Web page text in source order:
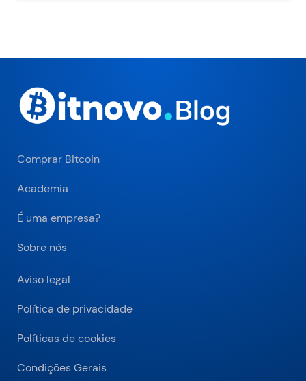
Comprar Bitcoin
Academia
É uma empresa?
Sobre nós
Aviso legal
Política de privacidade
Políticas de cookies
Condições Gerais